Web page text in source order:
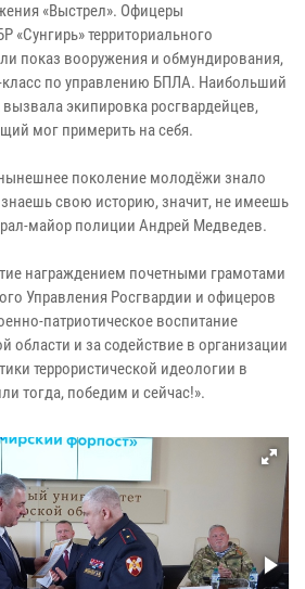
«Выстрел». Офицеры
«Сунгирь» территориального
показ вооружения и обмундирования,
класс по управлению БПЛА. Наибольший
вызвала экипировка росгвардейцев,
мог примерить на себя.
поколение молодёжи знало
свою историю, значит, не имеешь
майор полиции Андрей Медведев.
награждением почетными грамотами
Управления Росгвардии и офицеров
патриотическое воспитание
и за содействие в организации
террористической идеологии в
тогда, победим и сейчас!».